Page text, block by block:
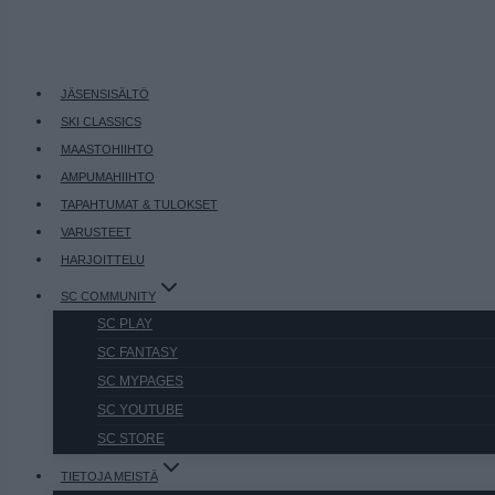
JÄSENSISÄLTÖ
SKI CLASSICS
MAASTOHIIHTO
AMPUMAHIIHTO
TAPAHTUMAT & TULOKSET
VARUSTEET
HARJOITTELU
SC COMMUNITY
SC PLAY
SC FANTASY
SC MYPAGES
SC YOUTUBE
SC STORE
TIETOJA MEISTÄ